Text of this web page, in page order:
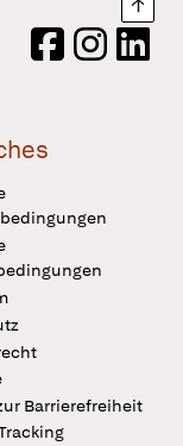
FacebookInstagram
Barrierefreiheit